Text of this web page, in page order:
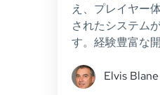
え、プレイヤー
されたシステム
す。経験豊富な
Elvis Blane